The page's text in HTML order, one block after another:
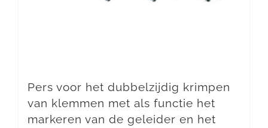
Pers voor het dubbelzijdig krimpen
van klemmen met als functie het
markeren van de geleider en het